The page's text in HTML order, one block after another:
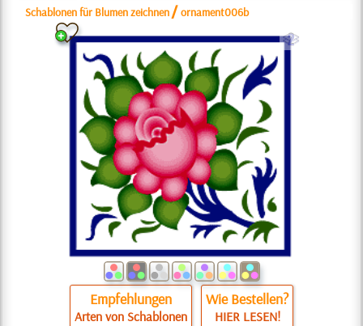
Schablonen für Blumen zeichnen /ornament006b
b
Empfehlungen
Arten von Schablonen
Wie Bestellen?
HIER LESEN!